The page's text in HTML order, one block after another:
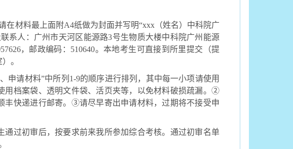
在材料最上面附A4纸做为封面并写明“xxx（姓名）中科院广
系人：广州市天河区能源路3号生物质大楼中科院广州能源
，邮政编码： 510640。本地考生可直接到所里提交（提
。
申请材料”中所列 1-9的顺序进行排列，其中每一小项请使用
用档案袋、透明文件袋、活页夹等，以免材料破损疏漏。②
丰快递进行邮寄。③请尽早寄出申请材料，过期将不接受申
通过初审后，按要求前来我所参加综合考核。通过初审名单